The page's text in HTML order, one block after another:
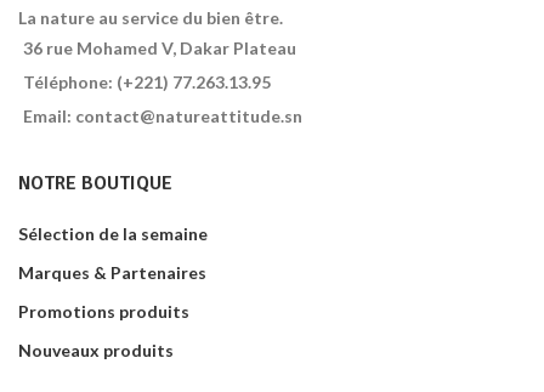
La nature au service du bien être.
36 rue Mohamed V, Dakar Plateau
Téléphone: (+221) 77.263.13.95
Email: contact@natureattitude.sn
NOTRE BOUTIQUE
Sélection de la semaine
Marques & Partenaires
Promotions produits
Nouveaux produits